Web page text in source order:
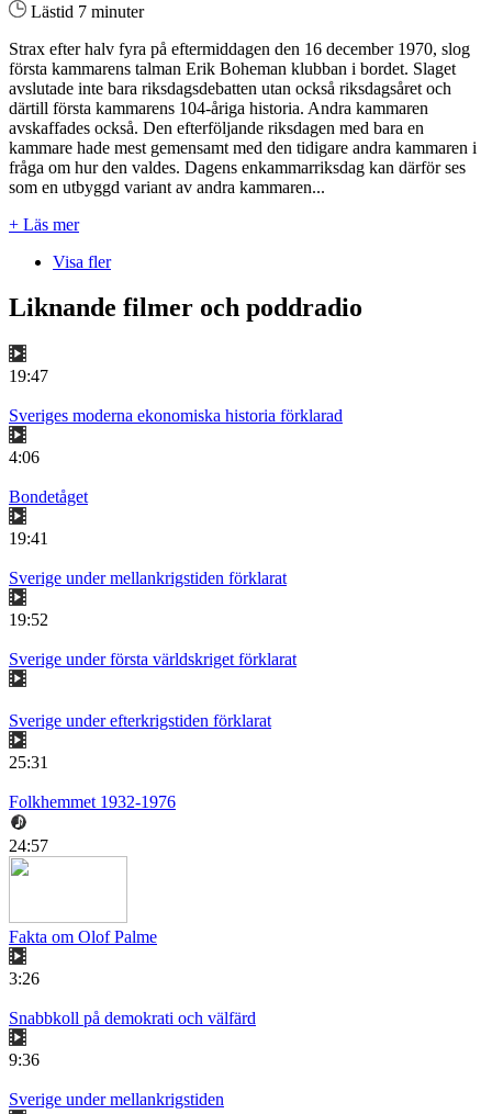
Lästid 7 minuter
Strax efter halv fyra på eftermiddagen den 16 december 1970, slog
första kammarens talman Erik Boheman klubban i bordet. Slaget
avslutade inte bara riksdagsdebatten utan också riksdagsåret och
därtill första kammarens 104-åriga historia. Andra kammaren
avskaffades också. Den efterföljande riksdagen med bara en
kammare hade mest gemensamt med den tidigare andra kammaren i
fråga om hur den valdes. Dagens enkammarriksdag kan därför ses
som en utbyggd variant av andra kammaren...
+ Läs mer
Visa fler
Liknande filmer och poddradio
19:47
Sveriges moderna ekonomiska historia förklarad
4:06
Bondetåget
19:41
Sverige under mellankrigstiden förklarat
19:52
Sverige under första världskriget förklarat
Sverige under efterkrigstiden förklarat
25:31
Folkhemmet 1932-1976
24:57
Fakta om Olof Palme
3:26
Snabbkoll på demokrati och välfärd
9:36
Sverige under mellankrigstiden